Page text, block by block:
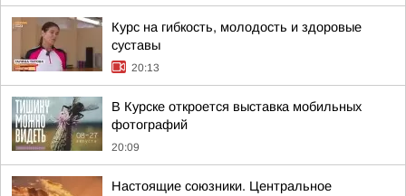
Курс на гибкость, молодость и здоровые
суставы
20:13
В Курске откроется выставка мобильных
фотографий
20:09
Настоящие союзники. Центральное